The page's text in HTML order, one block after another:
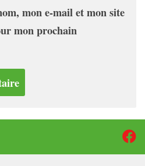
mon e-mail et mon site
mon prochain